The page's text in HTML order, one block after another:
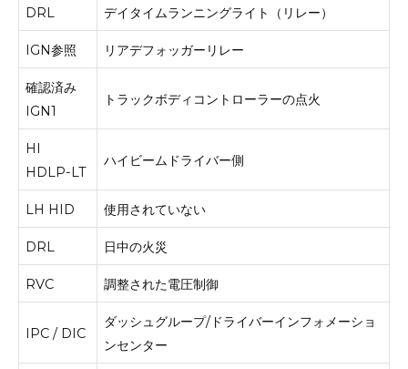
DRL デイタイムランニングライト（リレー）
IGN参照 リアデフォッガーリレー
確認済み
IGN1
トラックボディコントローラーの点火
HI
HDLP-LT
ハイビームドライバー側
LH HID 使用されていない
DRL 日中の火災
RVC 調整された電圧制御
IPC / DIC
ダッシュグループ/ドライバーインフォメーショ
ンセンター